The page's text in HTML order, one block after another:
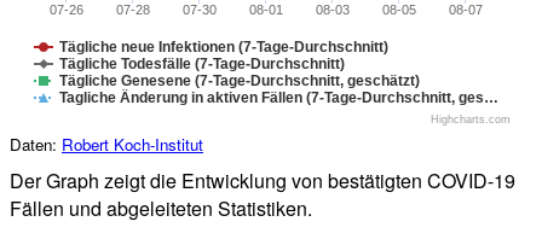
Tägliche neue Infektionen (7-Tage-Durchschnitt)
Tägliche Todesfälle (7-Tage-Durchschnitt)
Tägliche Genesene (7-Tage-Durchschnitt, geschätzt)
Tagliche Änderung in aktiven Fällen (7-Tage-Durchschnitt, ges…
07-26 07-28 07-30 08-01 08-03 08-05 08-07
Highcharts.com
Daten: Robert Koch-Institut
Der Graph zeigt die Entwicklung von bestätigten COVID-19
Fällen und abgeleiteten Statistiken.